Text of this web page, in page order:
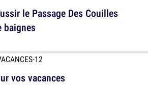
le Passage Des Couilles
baignes
vos vacances